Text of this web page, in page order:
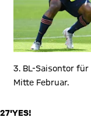
3. BL-Saisontor
Mitte Februar.
27'YES!